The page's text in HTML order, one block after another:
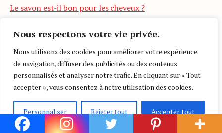
Nous respectons votre vie privée.
Nous utilisons des cookies pour améliorer votre expérience
de navigation, diffuser des publicités ou des contenus
personnalisés et analyser notre trafic. En cliquant sur « Tout
accepter », vous consentez à notre utilisation des cookies.
Personnaliser Rejeter tout Accepter tout
Le savon est-il bon pour les cheveux ?
Crumble de courgettes au parmesan : une recette
savoureuse et facile
Comment éliminer l’acné du visage causée par les
pellicules ?